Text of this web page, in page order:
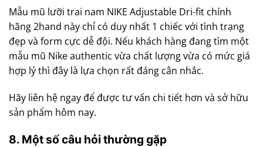
Mẫu mũ lưỡi trai nam NIKE Adjustable Dri-fit chính
hãng 2hand này chỉ có duy nhất 1 chiếc với tình trạng
đẹp và form cực dễ đội. Nếu khách hàng đang tìm một
mẫu mũ Nike authentic vừa chất lượng vừa có mức giá
hợp lý thì đây là lựa chọn rất đáng cân nhắc.
Hãy liên hệ ngay để được tư vấn chi tiết hơn và sở hữu
sản phẩm hôm nay.
8. Một số câu hỏi thường gặp